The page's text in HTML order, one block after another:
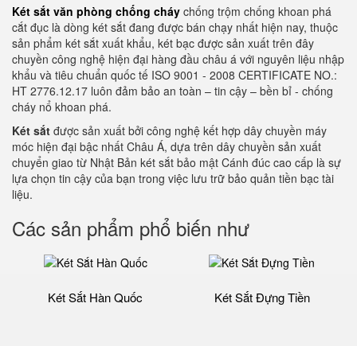
Két sắt văn phòng chống cháy chống trộm chống khoan phá
cắt đục là dòng két sắt đang được bán chạy nhất hiện nay, thuộc
sản phẩm két sắt xuất khẩu, két bạc được sản xuất trên đây
chuyền công nghệ hiện đại hàng đầu châu á với nguyên liệu nhập
khẩu và tiêu chuẩn quốc tế ISO 9001 - 2008 CERTIFICATE NO.:
HT 2776.12.17 luôn đảm bảo an toàn – tin cậy – bền bỉ - chống
cháy nổ khoan phá.
Két sắt được sản xuất bởi công nghệ kết hợp dây chuyền máy
móc hiện đại bậc nhất Châu Á, dựa trên dây chuyền sản xuất
chuyển giao từ Nhật Bản két sắt bảo mật Cánh đúc cao cấp là sự
lựa chọn tin cậy của bạn trong việc lưu trữ bảo quản tiền bạc tài
liệu.
Các sản phẩm phổ biến như
Két Sắt Hàn Quốc Két Sắt Đựng Tiền